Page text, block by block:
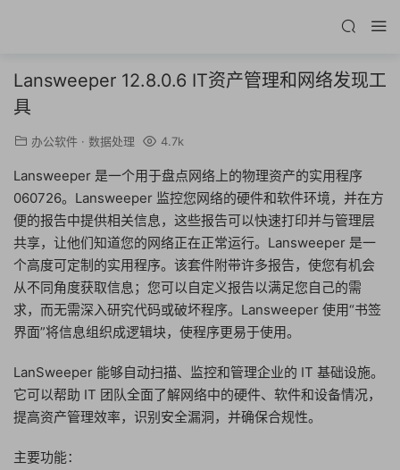
Lansweeper 12.8.0.6 IT资产管理和网络发现工
具
办公软件 · 数据处理 4.7k
Lansweeper 是一个用于盘点网络上的物理资产的实用程序
060726。Lansweeper 监控您网络的硬件和软件环境，并在方
便的报告中提供相关信息，这些报告可以快速打印并与管理层
共享，让他们知道您的网络正在正常运行。Lansweeper 是一
个高度可定制的实用程序。该套件附带许多报告，使您有机会
从不同角度获取信息；您可以自定义报告以满足您自己的需
求，而无需深入研究代码或破坏程序。Lansweeper 使用“书签
界面”将信息组织成逻辑块，使程序更易于使用。
LanSweeper 能够自动扫描、监控和管理企业的 IT 基础设施。
它可以帮助 IT 团队全面了解网络中的硬件、软件和设备情况，
提高资产管理效率，识别安全漏洞，并确保合规性。
主要功能：